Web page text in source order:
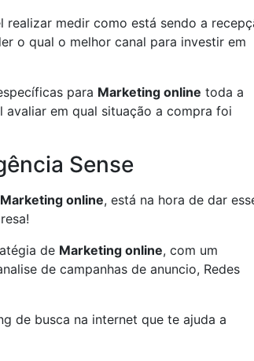
realizar medir como está sendo a
o qual o melhor canal para investir em
para Marketing online toda a
em qual situação a compra foi
Sense
Marketing online, está na hora de dar
de Marketing online, com um
de campanhas de anuncio, Redes
de busca na internet que te ajuda a